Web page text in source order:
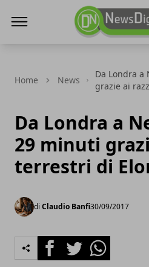
Home News
Da Londra a
grazie ai
Da Londra a
29 minuti
terrestri di
di Claudio Banfi30/09/2017
FacebookTwitterWhatsapp